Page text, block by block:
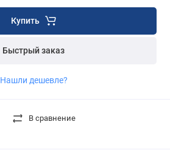
Купить
Быстрый заказ
Нашли дешевле?
В сравнение